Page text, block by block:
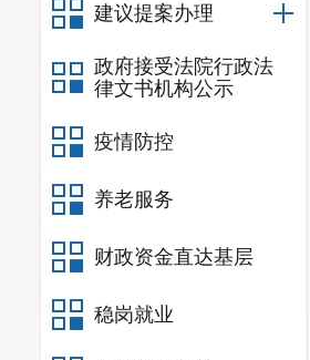
建议提案办理
政府接受法院行政法
律文书机构公示
疫情防控
养老服务
财政资金直达基层
稳岗就业